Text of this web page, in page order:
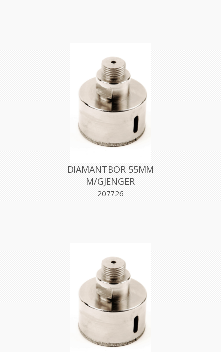
DIAMANTBOR 55MM
M/GJENGER
207726